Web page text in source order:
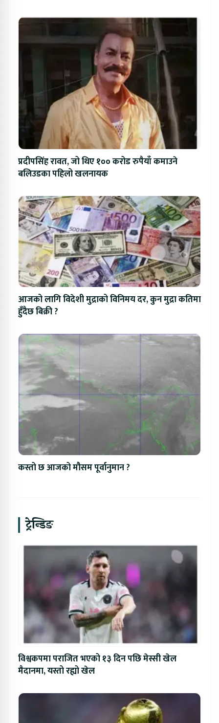
प्रदीपसिंह रावत, जो थिए १०० करोड रुपैयाँ कमाउने
बलिउडका पहिलो खलनायक
आजको लागि विदेशी मुद्राको विनिमय दर, कुन मुद्रा कतिमा
हुँदैछ बिक्री ?
कस्तो छ आजको मौसम पूर्वानुमान ?
ट्रेन्डिङ
विश्वकपमा पराजित भएको १३ दिन पछि मेस्सी खेल
मैदानमा, यस्तो रह्यो खेल